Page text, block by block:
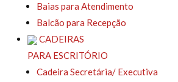
Baias para Atendimento
Balcão para Recepção
CADEIRAS
PARA ESCRITÓRIO
Cadeira Secretária/ Executiva